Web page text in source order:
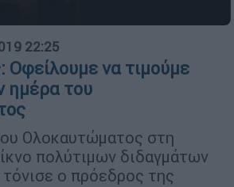
22:25
Οφείλουμε να τιμούμε
ημέρα του
Ολοκαυτώματος στη
πολύτιμων διδαγμάτων
τόνισε ο πρόεδρος της